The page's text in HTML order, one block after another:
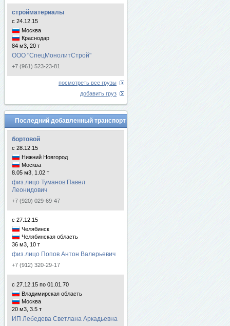
стройматериалы
с 24.12.15
Москва
Краснодар
84 м3, 20 т
ООО "СпецМонолитСтрой"
+7 (961) 523-23-81
посмотреть все грузы
добавить груз
Последний добавленный транспорт
бортовой
с 28.12.15
Нижний Новгород
Москва
8.05 м3, 1.02 т
физ.лицо Туманов Павел
Леонидович
+7 (920) 029-69-47
с 27.12.15
Челябинск
Челябинская область
36 м3, 10 т
физ.лицо Попов Антон Валерьевич
+7 (912) 320-29-17
с 27.12.15 по 01.01.70
Владимирская область
Москва
20 м3, 3.5 т
ИП Лебедева Светлана Аркадьевна